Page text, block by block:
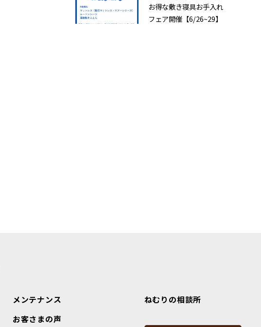
お得な敷き寝具お手入れ
フェア開催【6/26~29】
メンテナンス
お客さまの声
ねむりの相談所